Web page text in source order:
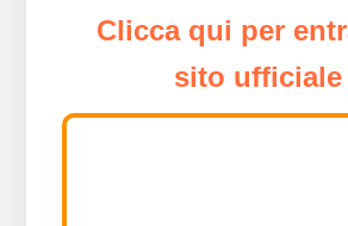
Clicca qui per
sito ufficiale